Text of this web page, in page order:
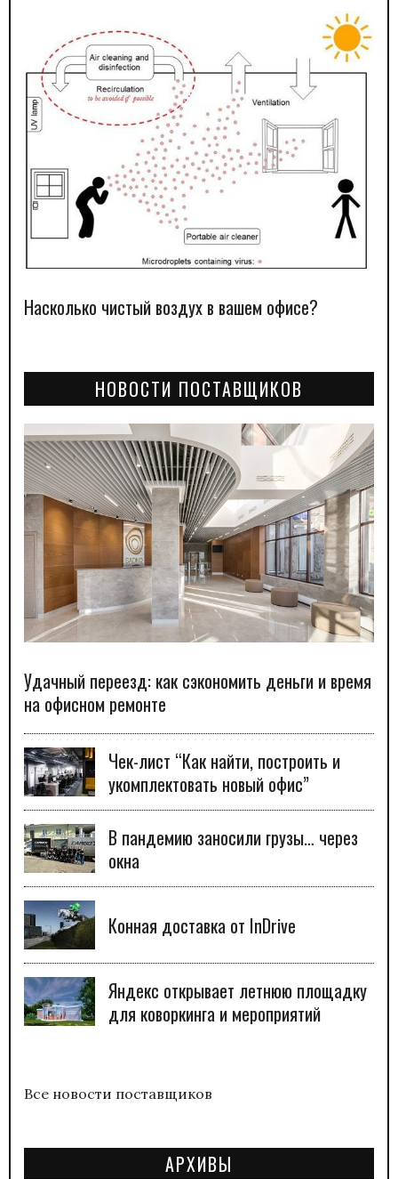
Насколько чистый воздух в вашем офисе?
НОВОСТИ ПОСТАВЩИКОВ
Удачный переезд: как сэкономить деньги и время
на офисном ремонте
Чек-лист “Как найти, построить и
укомплектовать новый офис”
В пандемию заносили грузы… через
окна
Конная доставка от InDrive
Яндекс открывает летнюю площадку
для коворкинга и мероприятий
Все новости поставщиков
АРХИВЫ